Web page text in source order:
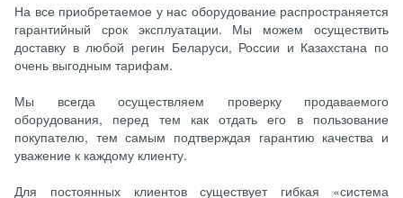
На все приобретаемое у нас оборудование распространяется
гарантийный срок эксплуатации. Мы можем осуществить
доставку в любой регин Беларуси, России и Казахстана по
очень выгодным тарифам.
Мы всегда осуществляем проверку продаваемого
оборудования, перед тем как отдать его в пользование
покупателю, тем самым подтверждая гарантию качества и
уважение к каждому клиенту.
Для постоянных клиентов существует гибкая «система